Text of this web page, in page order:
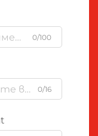
0/100
0/16